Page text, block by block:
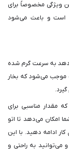
ویژگی مخصوصاً برای
است و باعث می‌شود
به سرعت گرم شده
موجب می‌شود که بخار
که مقدار مناسبی برای
امکان می‌دهد تا اتو
ادامه دهید. با این
به راحتی و